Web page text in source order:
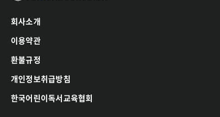
회사소개
이용약관
환불규정
개인정보취급방침
한국어린이독서교육협회